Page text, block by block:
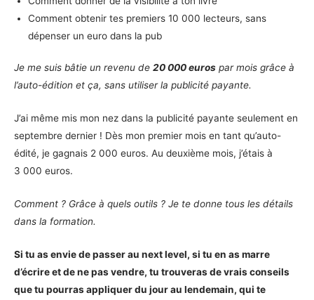
Comment obtenir tes premiers 10 000 lecteurs, sans
dépenser un euro dans la pub
Je me suis bâtie un revenu de 20 000 euros par mois grâce à
l’auto-édition et ça, sans utiliser la publicité payante.
J’ai même mis mon nez dans la publicité payante seulement en
septembre dernier ! Dès mon premier mois en tant qu’auto-
édité, je gagnais 2 000 euros. Au deuxième mois, j’étais à
3 000 euros.
Comment ? Grâce à quels outils ? Je te donne tous les détails
dans la formation.
Si tu as envie de passer au next level, si tu en as marre
d’écrire et de ne pas vendre, tu trouveras de vrais conseils
que tu pourras appliquer du jour au lendemain, qui te